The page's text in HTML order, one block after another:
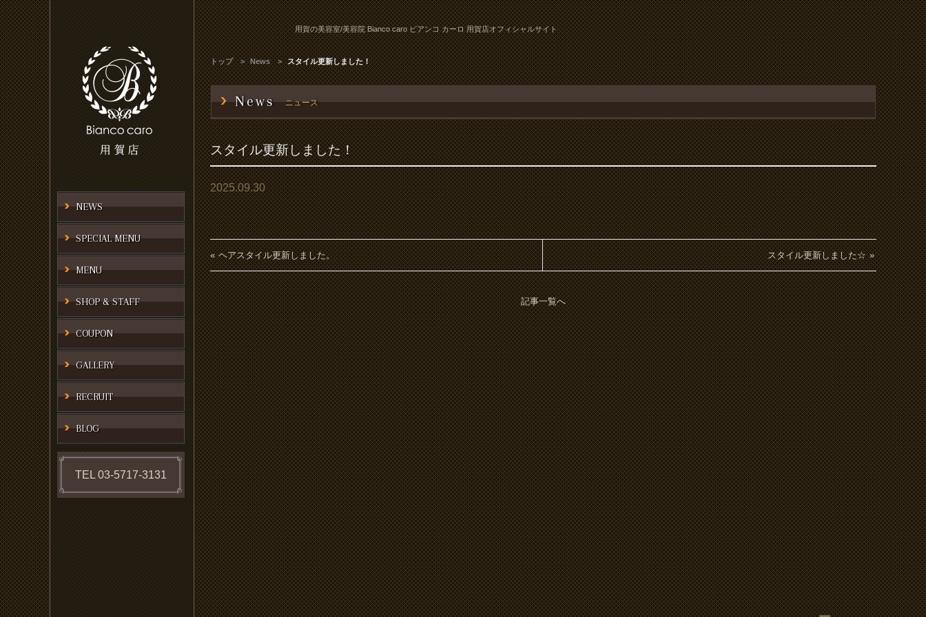
NEWS
SPECIAL MENU
MENU
SHOP & STAFF
COUPON
GALLERY
RECRUIT
BLOG
TEL 03-5717-3131
用賀の美容室/美容院 Bianco caro ビアンコ カーロ 用賀店オフィシャルサイト
トップ News スタイル更新しました！
News ニュース
スタイル更新しました！
2025.09.30
ヘアスタイル更新しました。 スタイル更新しました☆
記事一覧へ